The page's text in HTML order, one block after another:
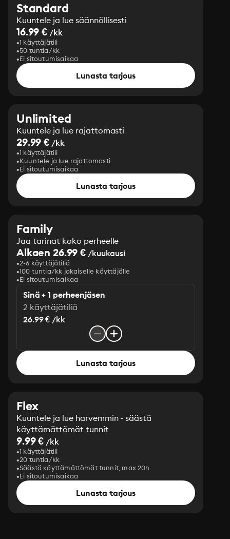
Standard
Kuuntele ja lue säännöllisesti
16.99 € /kk
1 käyttäjätili
50 tuntia/kk
Ei sitoutumisaikaa
Lunasta tarjous
Unlimited
Kuuntele ja lue rajattomasti
29.99 € /kk
1 käyttäjätili
Kuuntele ja lue rajattomasti
Ei sitoutumisaikaa
Lunasta tarjous
Family
Jaa tarinat koko perheelle
Alkaen 26.99 € /kuukausi
2-6 käyttäjätiliä
100 tuntia/kk jokaiselle käyttäjälle
Ei sitoutumisaikaa
Sinä + 1 perheenjäsen
2 käyttäjätiliä
26.99 € /kk
Lunasta tarjous
Flex
Kuuntele ja lue harvemmin - säästä
käyttämättömät tunnit
9.99 € /kk
1 käyttäjätili
20 tuntia/kk
Säästä käyttämättömät tunnit, max 20h
Ei sitoutumisaikaa
Lunasta tarjous